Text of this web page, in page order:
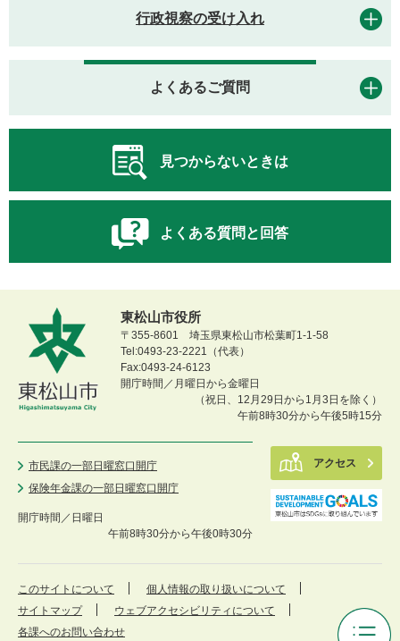
行政視察の受け入れ
よくあるご質問
見つからないときは
よくある質問と回答
東松山市役所
〒355-8601 埼玉県東松山市松葉町1-1-58
Tel:0493-23-2221（代表）
Fax:0493-24-6123
開庁時間／月曜日から金曜日
（祝日、12月29日から1月3日を除く）
午前8時30分から午後5時15分
市民課の一部日曜窓口開庁
保険年金課の一部日曜窓口開庁
開庁時間／ 日曜日
午前8時30分から午後0時30分
アクセス
このサイトについて
個人情報の取り扱いについて
サイトマップ
ウェブアクセシビリティについて
各課へのお問い合わせ